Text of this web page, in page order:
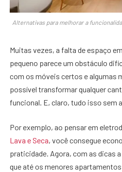
Alternativas para melhorar a
Muitas vezes, a falta de espaço
pequeno parece um obstáculo
com os móveis certos e algumas
possível transformar qualquer
funcional. E, claro, tudo isso sem
Por exemplo, ao pensar em
Lava e Seca, você consegue
praticidade. Agora, com as dicas
que até os menores